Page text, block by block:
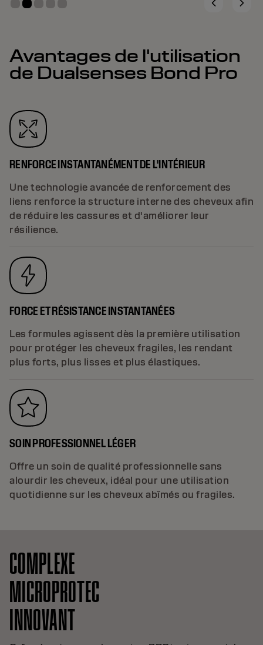
Avantages de l'utilisation
de Dualsenses Bond Pro
RENFORCE INSTANTANÉMENT DE L'INTÉRIEUR
Une technologie avancée de renforcement des
liens renforce la structure interne des cheveux afin
de réduire les cassures et d'améliorer leur
résilience.
FORCE ET RÉSISTANCE INSTANTANÉES
Les formules agissent dès la première utilisation
pour protéger les cheveux fragiles, les rendant
plus forts, plus lisses et plus élastiques.
SOIN PROFESSIONNEL LÉGER
Offre un soin de qualité professionnelle sans
alourdir les cheveux, idéal pour une utilisation
quotidienne sur les cheveux abîmés ou fragiles.
COMPLEXE
MICROPROTEC
INNOVANT